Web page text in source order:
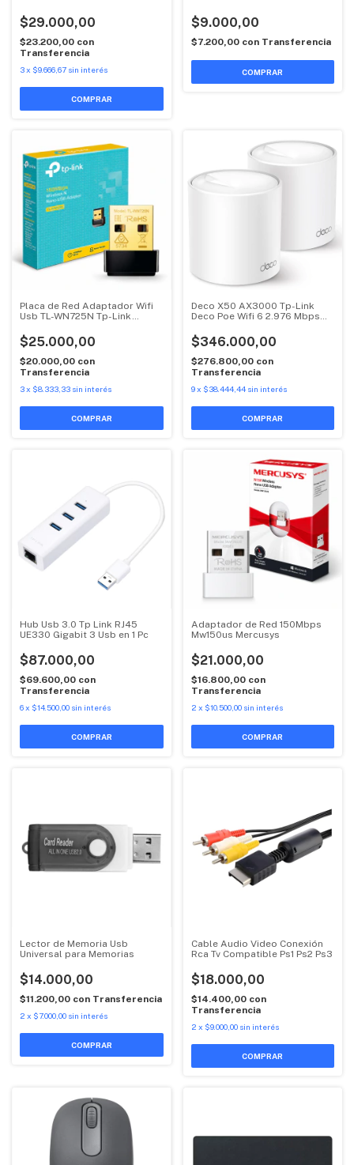
$29.000,00
$23.200,00 con
Transferencia
3x $9.666,67 sin interés
$9.000,00
$7.200,00 con Transferencia
Placa de Red Adaptador Wifi
Usb TL-WN725N Tp-Link
$25.000,00
$20.000,00 con
Transferencia
3x $8.333,33 sin interés
Deco X50 AX3000 Tp-Link
Deco Poe Wifi 6 2.976 Mbps
$346.000,00
$276.800,00 con
Transferencia
9 x $38.444,44 sin interés
Hub Usb 3.0 Tp Link RJ45
UE330 Gigabit 3 Usb en 1 Pc
$87.000,00
$69.600,00 con
Transferencia
6x $14.500,00 sin interés
Adaptador de Red 150Mbps
Mw150us Mercusys
$21.000,00
$16.800,00 con
Transferencia
2 x $10.500,00 sin interés
Lector de Memoria Usb
Universal para Memorias
$14.000,00
$11.200,00 con Transferencia
2 x $7.000,00 sin interés
Cable Audio Video Conexión
Rca Tv Compatible Ps1 Ps2 Ps3
$18.000,00
$14.400,00 con
Transferencia
2 x $9.000,00 sin interés